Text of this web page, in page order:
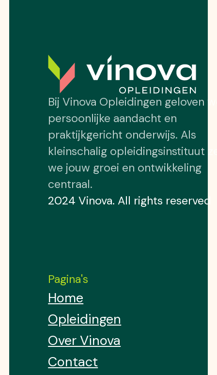
Bij Vinova Opleidingen geloven
persoonlijke aandacht en
praktijkgericht onderwijs. Als
kleinschalig opleidingsinstituut
we jouw groei en ontwikkeling
centraal.
2024 Vinova. All rights reserved
Pagina's
Home
Opleidingen
Over Vinova
Contact